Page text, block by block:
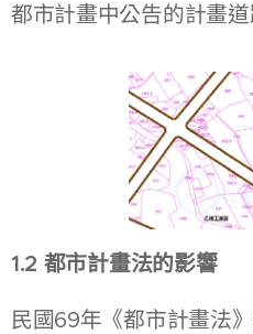
都市計畫中公告的計畫
1.2 都市計畫法的影響
民國69年《都市計畫法